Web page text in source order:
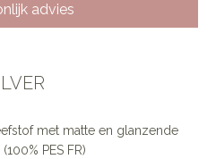
advies
met matte en glanzende
PES FR)